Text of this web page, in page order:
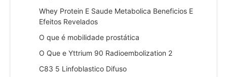
Whey Protein E Saude Metabolica Beneficios E
Efeitos Revelados
O que é mobilidade prostática
O Que e Yttrium 90 Radioembolization 2
C83 5 Linfoblastico Difuso